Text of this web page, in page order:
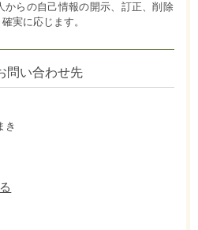
からの自己情報の開示、訂正、削除
実に応じます。
問い合わせ先
き